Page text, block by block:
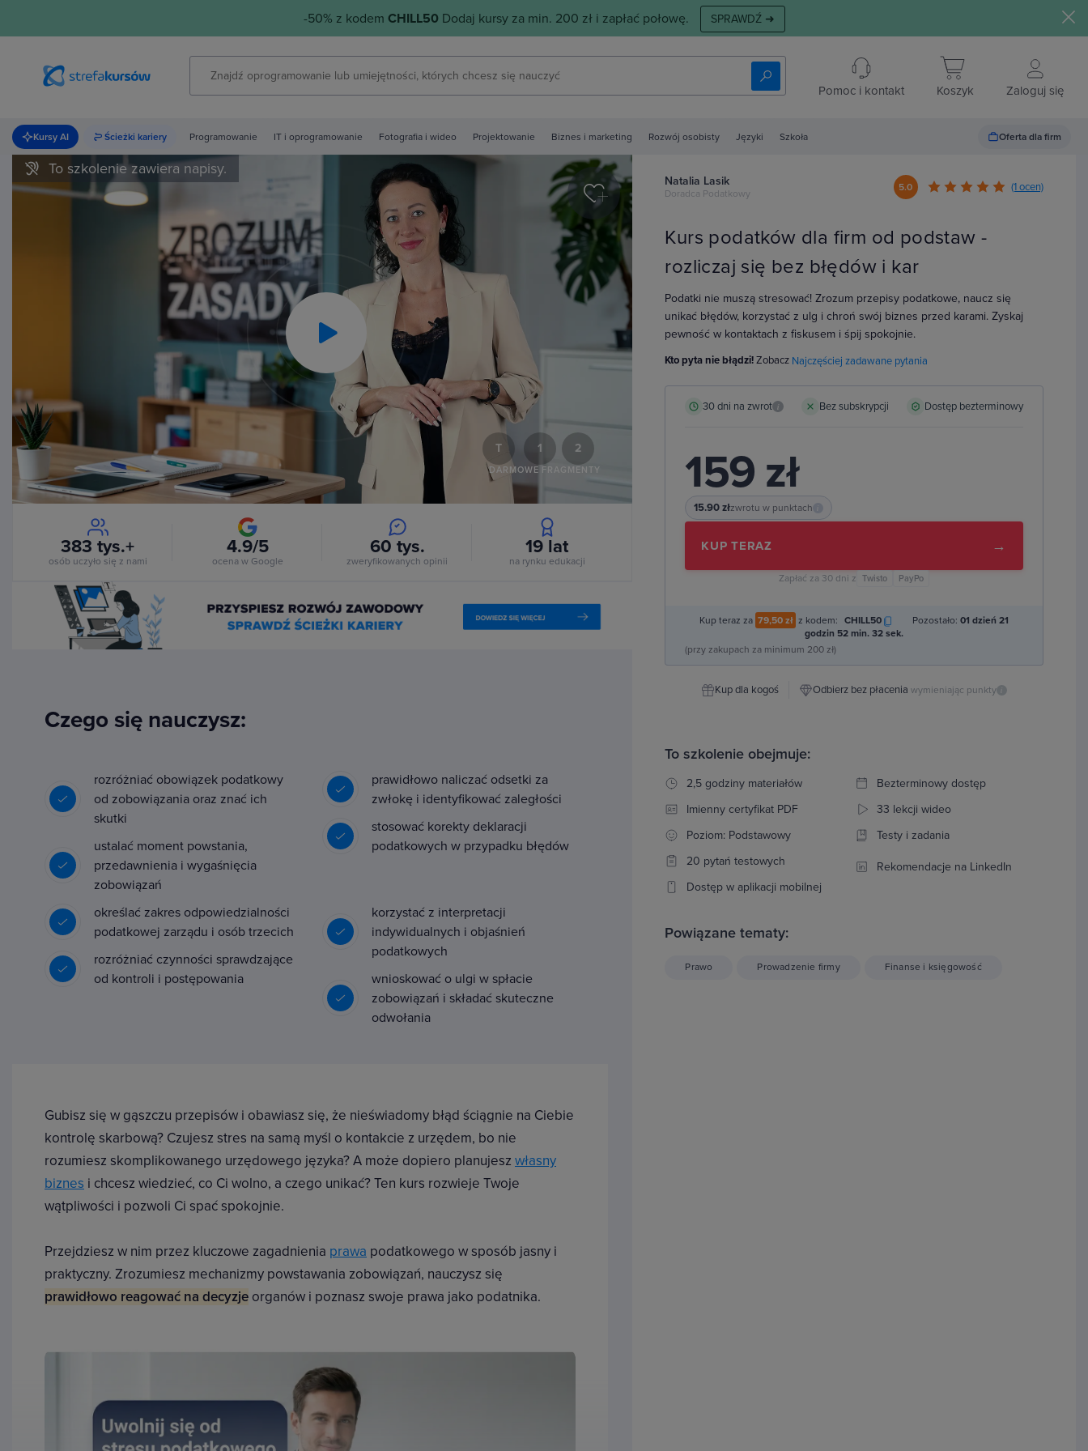
-50% z kodem CHILL50Dodaj kursy za min. 200 zł i zapłać połowę. SPRAWDŹ ➜
Pomoc i kontakt Koszyk Zaloguj się
Kursy AI Ścieżki kariery Programowanie IT i oprogramowanie Fotografia i wideo Projektowanie Biznes i marketing Rozwój osobisty Języki Szkoła Oferta dla firm
Play
Video
T 1 2
DARMOWE FRAGMENTY
To szkolenie zawiera napisy.
383 tys.+
osób uczyło się z nami
4.9/5
ocena w Google
60 tys.
zweryfikowanych opinii
19 lat
na rynku edukacji
Czego się nauczysz:
rozróżniać obowiązek podatkowy
od zobowiązania oraz znać ich
skutki
ustalać moment powstania,
przedawnienia i wygaśnięcia
zobowiązań
prawidłowo naliczać odsetki za
zwłokę i identyfikować zaległości
stosować korekty deklaracji
podatkowych w przypadku błędów
określać zakres odpowiedzialności
podatkowej zarządu i osób trzecich
rozróżniać czynności sprawdzające
od kontroli i postępowania
korzystać z interpretacji
indywidualnych i objaśnień
podatkowych
wnioskować o ulgi w spłacie
zobowiązań i składać skuteczne
odwołania
Gubisz się w gąszczu przepisów i obawiasz się, że nieświadomy błąd ściągnie na Ciebie
kontrolę skarbową? Czujesz stres na samą myśl o kontakcie z urzędem, bo nie
rozumiesz skomplikowanego urzędowego języka? A może dopiero planujesz własny
biznes i chcesz wiedzieć, co Ci wolno, a czego unikać? Ten kurs rozwieje Twoje
wątpliwości i pozwoli Ci spać spokojnie.
Przejdziesz w nim przez kluczowe zagadnienia prawa podatkowego w sposób jasny i
praktyczny. Zrozumiesz mechanizmy powstawania zobowiązań, nauczysz się
prawidłowo reagować na decyzje organów i poznasz swoje prawa jako podatnika.
Natalia Lasik
Doradca Podatkowy
5.0 (1 ocen)
Kurs podatków dla firm od podstaw -
rozliczaj się bez błędów i kar
Podatki nie muszą stresować! Zrozum przepisy podatkowe, naucz się
unikać błędów, korzystać z ulg i chroń swój biznes przed karami. Zyskaj
pewność w kontaktach z fiskusem i śpij spokojnie.
Kto pyta nie błądzi!Zobacz Najczęściej zadawane pytania
30 dni na zwrot i Bez subskrypcji Dostęp bezterminowy
159 zł
15.90 złzwrotu w punktach
KUP TERAZ →
Zapłać za 30 dni z Twisto PayPo
Kup teraz za 79,50 zł z kodem: CHILL50 Pozostało:01 dzień 21
godzin 52 min. 31 sek.
(przy zakupach za minimum 200 zł)
Kup dla kogoś Odbierz bez płacenia wymieniając punkty i
To szkolenie obejmuje:
2,5 godziny materiałów
Bezterminowy dostęp
Imienny certyfikat PDF
33 lekcji wideo
Poziom: Podstawowy
Testy i zadania
20 pytań testowych
Rekomendacje na LinkedIn
Dostęp w aplikacji mobilnej
Powiązane tematy:
Prawo Prowadzenie firmy Finanse i księgowość